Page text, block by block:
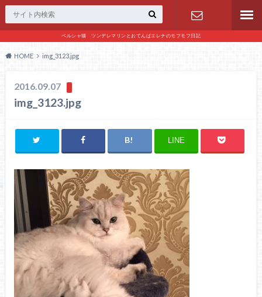
ペルシャ猫 ツンデレマリンとおてんばエレナのモフモフ日記
お問い合わ
HOME img_3123.jpg
2016.09.07
img_3123.jpg
LINE